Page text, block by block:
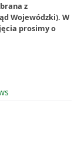
z
Wojewódzki). W
prosimy o